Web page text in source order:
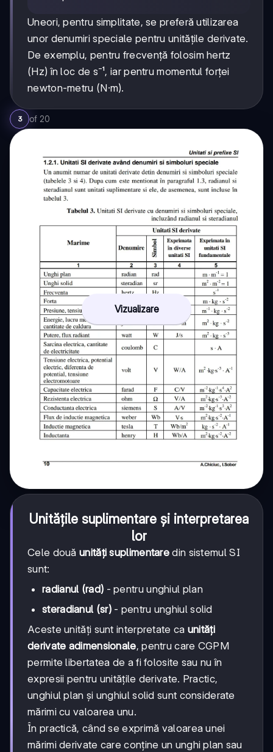
Uneori, pentru simplitate, se preferă utilizarea
unor denumiri speciale pentru unitățile derivate.
De exemplu, pentru frecvență folosim hertz
(Hz) în loc de s⁻¹, iar pentru momentul forței
newton-metru (N·m).
3 of 20
Vizualizare
Unitățile suplimentare și interpretarea
lor
Cele două unități suplimentare din sistemul SI
sunt:
radianul (rad) - pentru unghiul plan
steradianul (sr)- pentru unghiul solid
Aceste unități sunt interpretate ca unități
derivate adimensionale, pentru care CGPM
permite libertatea de a fi folosite sau nu în
expresii pentru unitățile derivate. Practic,
unghiul plan și unghiul solid sunt considerate
mărimi cu valoarea unu.
În practică, când se exprimă valoarea unei
mărimi derivate care conține un unghi plan sau